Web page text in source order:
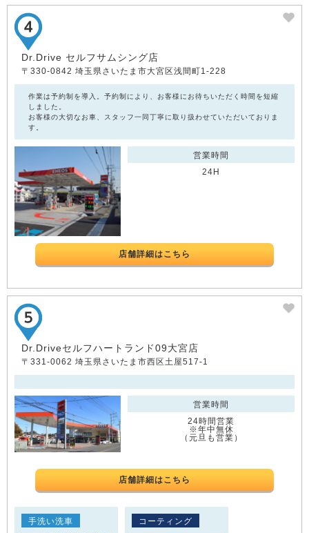
Dr.Drive セルフサムシング店
〒330-0842 埼玉県さいたま市大宮区浅間町1-228
作業は予約制を導入。予約制により、お客様にお待ちいただく時間を短縮
しました。
お客様の大切なお車、スタッフ一同丁寧に取り扱わせていただいておりま
す。
営業時間
24H
店舗詳細はこちら
Dr.Driveセルフハートランド09大宮店
〒331-0062 埼玉県さいたま市西区土屋517-1
営業時間
24時間営業
※年中無休
（元旦も営業）
店舗詳細はこちら
手洗い洗車 コーティング